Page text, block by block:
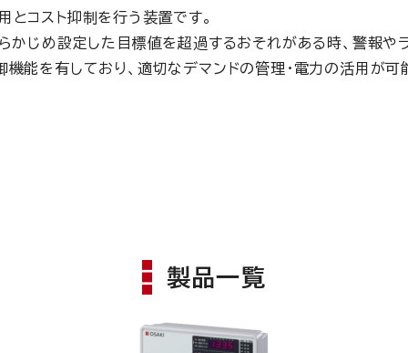
とコスト抑制を行う装置です。
らかじめ設定した目標値を超過するおそれがある時、警報や
機能を有しており、適切なデマンドの管理・電力の活用が可
製品一覧